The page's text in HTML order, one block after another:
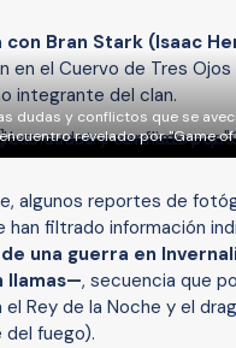
con Bran Stark (Isaac
en el Cuervo de Tres
integrante del clan.
dudas y conflictos que se
encuentro revelado por "Game
algunos reportes de
han filtrado información
una guerra en
llamas—, secuencia que
Rey de la Noche y el
fuego).